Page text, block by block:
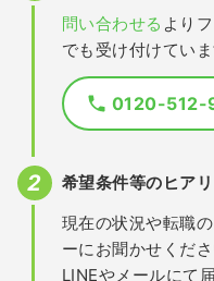
問い合わせる より
でも受け付けていま
0120-
希望条件等のヒア
現在の状況や転職
ーにお聞かせくださ
LINEやメールにて